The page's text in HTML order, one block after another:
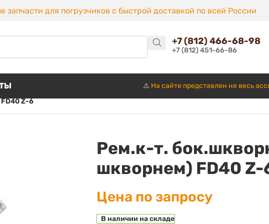
запчасти для погрузчиков с быстрой доставкой по всей России
+7 (812) 466-68-98
+7 (812) 451-66-86
⚠️ На сайте представлен не весь
Z-6
Рем.к-т.
шкворнем) FD40 Z-
Цена по запросу
В наличии на складе